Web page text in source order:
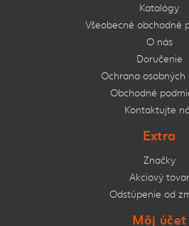
Katalógy
Všeobecné obchodné
O nás
Doručenie
Ochrana osobných
Obchodné
Kontaktujte
Extra
Značky
Akciový tovar
Odstúpenie od
Môj účet